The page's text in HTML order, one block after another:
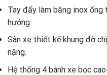
Tay đẩy làm bằng inox ống
hướng.
Sàn xe thiết kế khung đỡ
nặng.
Hệ thống 4 bánh xe bọc